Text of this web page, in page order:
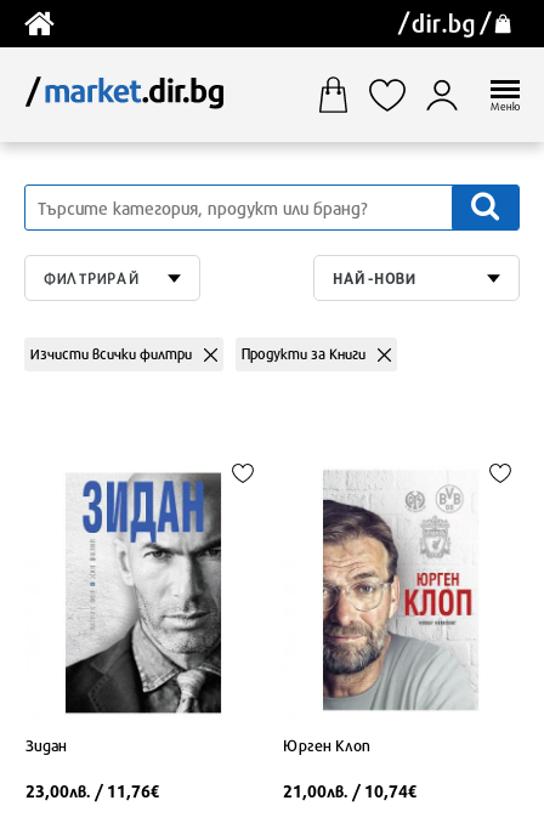
Меню
ФИЛТРИРАЙ НАЙ-НОВИ
Изчисти всички филтри Продукти за Книги
Зидан
23,00лв. / 11,76€
Юрген Клоп
21,00лв. / 10,74€